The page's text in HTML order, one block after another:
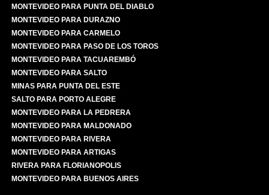
MONTEVIDEO PARA PUNTA DEL DIABLO
MONTEVIDEO PARA DURAZNO
MONTEVIDEO PARA CARMELO
MONTEVIDEO PARA PASO DE LOS TOROS
MONTEVIDEO PARA TACUAREMBÓ
MONTEVIDEO PARA SALTO
MINAS PARA PUNTA DEL ESTE
SALTO PARA PORTO ALEGRE
MONTEVIDEO PARA LA PEDRERA
MONTEVIDEO PARA MALDONADO
MONTEVIDEO PARA RIVERA
MONTEVIDEO PARA ARTIGAS
RIVERA PARA FLORIANOPOLIS
MONTEVIDEO PARA BUENOS AIRES